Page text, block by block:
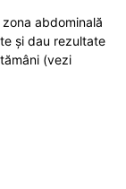
abdominală
și dau rezultate
(vezi